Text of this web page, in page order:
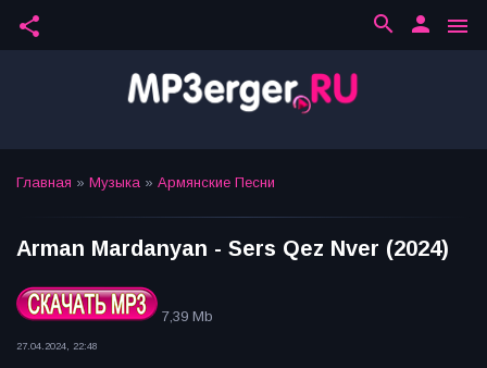
share menu
person
search
Главная » Музыка » Армянские Песни
Arman Mardanyan - Sers Qez Nver (2024)
7,39 Mb
27.04.2024, 22:48